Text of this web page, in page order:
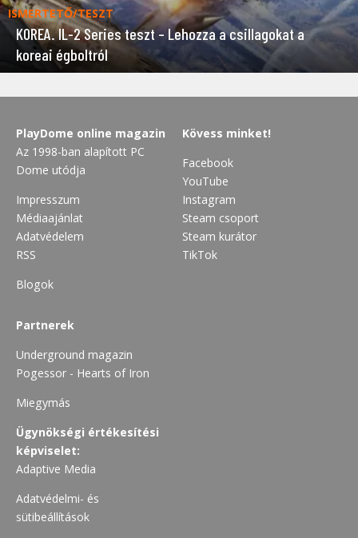
ISMERTETŐ/TESZT
KOREA. IL-2 Series teszt – Lehozza a csillagokat a
koreai égboltról
PlayDome online magazin
Az 1998-ban alapított PC
Dome utódja
Impresszum
Médiaajánlat
Adatvédelem
RSS
Blogok
Kövess minket!
Facebook
YouTube
Instagram
Steam csoport
Steam kurátor
TikTok
Partnerek
Underground magazin
Pogessor - Hearts of Iron
Miegymás
Ügynökségi értékesítési
képviselet:
Adaptive Media
Adatvédelmi- és
sütibeállítások